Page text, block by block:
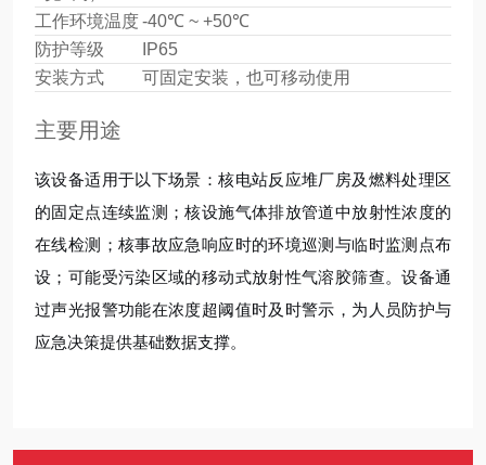
工作环境温度-40℃ ~ +50℃
防护等级
IP65
安装方式
可固定安装，也可移动使用
主要用途
该设备适用于以下场景：核电站反应堆厂房及燃料处理区
的固定点连续监测；核设施气体排放管道中放射性浓度的
在线检测；核事故应急响应时的环境巡测与临时监测点布
设；可能受污染区域的移动式放射性气溶胶筛查。设备通
过声光报警功能在浓度超阈值时及时警示，为人员防护与
应急决策提供基础数据支撑。